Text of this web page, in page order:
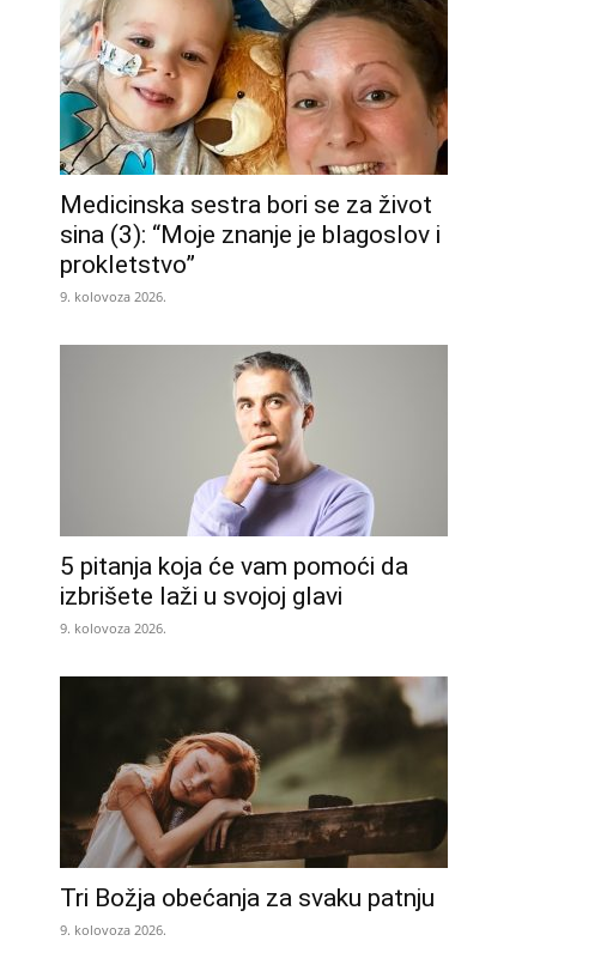
Medicinska sestra bori se za život
sina (3): “Moje znanje je blagoslov i
prokletstvo”
9. kolovoza 2026.
5 pitanja koja će vam pomoći da
izbrišete laži u svojoj glavi
9. kolovoza 2026.
Tri Božja obećanja za svaku patnju
9. kolovoza 2026.